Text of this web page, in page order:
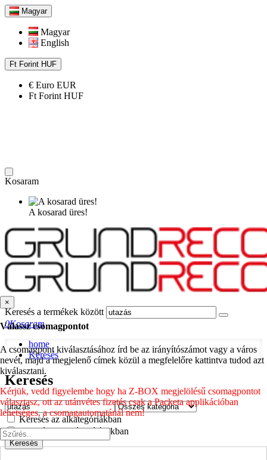
Magyar
Magyar
English
Ft Forint HUF
€ Euro EUR
Ft Forint HUF
Kosaram
A kosarad üres!
Keresés a termékek között
0Kosaram
home
Keresés
Keresés
Keresés az alkategóriákban
Keresés a termék leírásokban
Keresés
×
Válassz csomagpontot
A csomagpont kiválasztásához írd be az irányítószámot vagy a város
nevét, majd a megjelenő címek közül a megfelelőre kattintva tudod azt
kiválasztani.
Kérjük, vedd figyelembe hogy ha Z-BOX megjelölésű csomagpontot
választasz, ott az utánvétes fizetés csak a Packeta applikációban
lehetséges, a csomagautomatánál nem!